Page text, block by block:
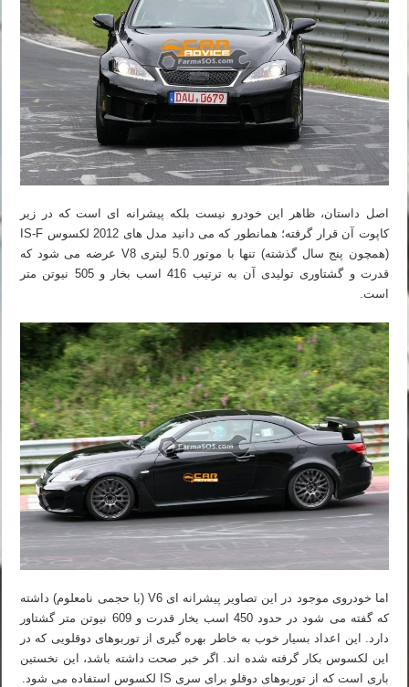
اصل داستان، ظاهر این خودرو نیست بلکه پیشرانه ای است که در زیر
کاپوت آن قرار گرفته؛ همانطور که می دانید مدل های 2012 لکسوس IS-F
(همچون پنج سال گذشته) تنها با موتور 5.0 لیتری V8 عرضه می شود که
قدرت و گشتاوری تولیدی آن به ترتیب 416 اسب بخار و 505 نیوتن متر
است.
اما خودروی موجود در این تصاویر پیشرانه ای V6 (با حجمی نامعلوم) داشته
که گفته می شود در حدود 450 اسب بخار قدرت و 609 نیوتن متر گشتاور
دارد. این اعداد بسیار خوب به خاطر بهره گیری از توربوهای دوقلویی که در
این لکسوس بکار گرفته شده اند. اگر خبر صحت داشته باشد، این نخستین
باری است که از توربوهای دوقلو برای سری IS لکسوس استفاده می شود.